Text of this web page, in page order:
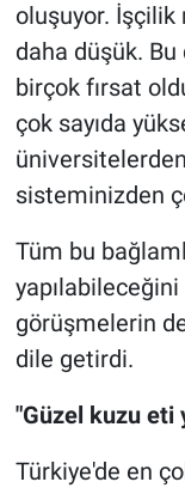
oluşuyor.
daha düşük.
birçok fırsat
çok sayıda
sisteminizden
Tüm bu
görüşmelerin
dile getirdi.
"Güzel kuzu eti
Türkiye'de en